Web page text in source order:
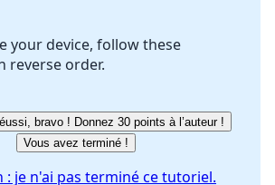
Annuler Publier un commentaire
your device, follow these
reverse order.
bravo ! Donnez 30 points à l’auteur !
Vous avez terminé !
: je n'ai pas terminé ce tutoriel.